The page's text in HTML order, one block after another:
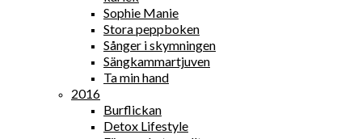
Sophie Manie
Stora peppboken
Sånger i skymningen
Sängkammartjuven
Ta min hand
2016
Burflickan
Detox Lifestyle